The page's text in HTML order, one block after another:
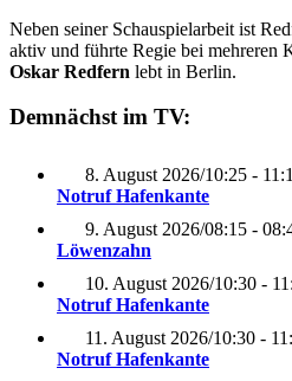
Neben seiner Schauspielarbeit ist
aktiv und führte Regie bei mehreren
Oskar Redfern lebt in Berlin.
Demnächst im TV:
8. August 2026/10:25 -
Notruf Hafenkante
9. August 2026/08:15 -
Löwenzahn
10. August 2026/10:30 -
Notruf Hafenkante
11. August 2026/10:30 -
Notruf Hafenkante